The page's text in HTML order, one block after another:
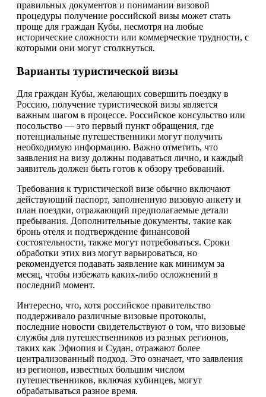
правильных документов и понимании визовой
процедуры получение российской визы может стать
проще для граждан Кубы, несмотря на любые
исторические сложности или коммерческие трудности, с
которыми они могут столкнуться.
Варианты туристической визы
Для граждан Кубы, желающих совершить поездку в
Россию, получение туристической визы является
важным шагом в процессе. Российское консульство или
посольство — это первый пункт обращения, где
потенциальные путешественники могут получить
необходимую информацию. Важно отметить, что
заявления на визу должны подаваться лично, и каждый
заявитель должен быть готов к обзору требований.
Требования к туристической визе обычно включают
действующий паспорт, заполненную визовую анкету и
план поездки, отражающий предполагаемые детали
пребывания. Дополнительные документы, такие как
бронь отеля и подтверждение финансовой
состоятельности, также могут потребоваться. Сроки
обработки этих виз могут варьироваться, но
рекомендуется подавать заявление как минимум за
месяц, чтобы избежать каких-либо осложнений в
последний момент.
Интересно, что, хотя российское правительство
поддерживало различные визовые протоколы,
последние новости свидетельствуют о том, что визовые
службы для путешественников из разных регионов,
таких как Эфиопия и Судан, отражают более
централизованный подход. Это означает, что заявления
из регионов, известных большим числом
путешественников, включая кубинцев, могут
обрабатываться разное время.